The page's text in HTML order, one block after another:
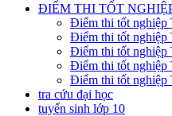
ĐIỂM THI TỐT
Điểm thi tốt nghiệp
Điểm thi tốt nghiệp
Điểm thi tốt nghiệp
Điểm thi tốt nghiệp
Điểm thi tốt nghiệp
tra cứu đại học
tuyển sinh lớp 10